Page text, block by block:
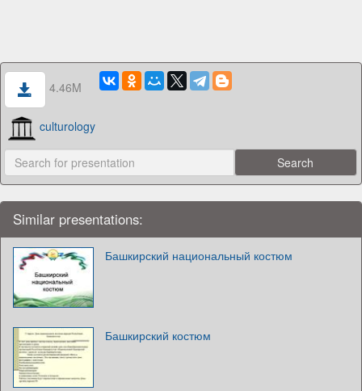
4.46M
culturology
Similar presentations:
Башкирский национальный костюм
Башкирский костюм